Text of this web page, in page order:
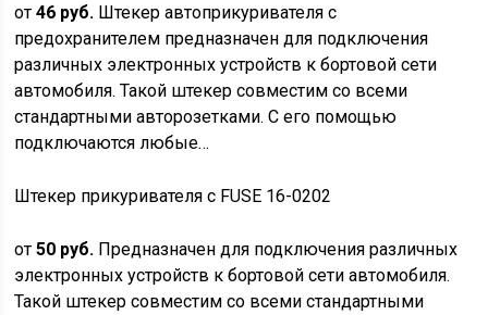
от46 руб. Штекер автоприкуривателя с
предохранителем предназначен для подключения
различных электронных устройств к бортовой сети
автомобиля. Такой штекер совместим со всеми
стандартными авторозетками. С его помощью
подключаются любые…
Штекер прикуривателя с FUSE 16-0202
от50 руб. Предназначен для подключения различных
электронных устройств к бортовой сети автомобиля.
Такой штекер совместим со всеми стандартными